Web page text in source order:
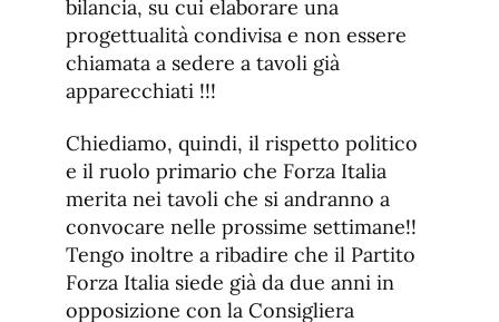
bilancia, su cui elaborare una
progettualità condivisa e non essere
chiamata a sedere a tavoli già
apparecchiati !!!
Chiediamo, quindi, il rispetto politico
e il ruolo primario che Forza Italia
merita nei tavoli che si andranno a
convocare nelle prossime settimane!!
Tengo inoltre a ribadire che il Partito
Forza Italia siede già da due anni in
opposizione con la Consigliera